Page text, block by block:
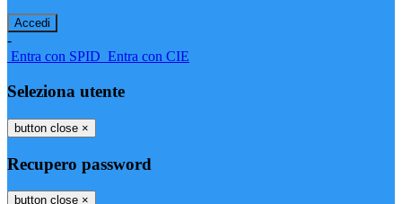
-
Entra con SPID Entra con CIE
Seleziona utente
button close ×
Recupero password
button close ×